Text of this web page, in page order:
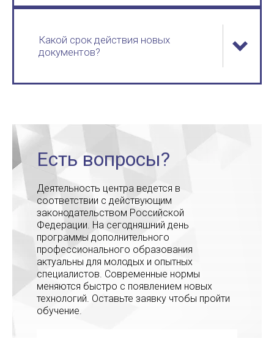
Какой срок действия новых
документов?
Есть вопросы?
Деятельность центра ведется в
соответствии с действующим
законодательством Российской
Федерации. На сегодняшний день
программы дополнительного
профессионального образования
актуальны для молодых и опытных
специалистов. Современные нормы
меняются быстро с появлением новых
технологий. Оставьте заявку чтобы пройти
обучение.